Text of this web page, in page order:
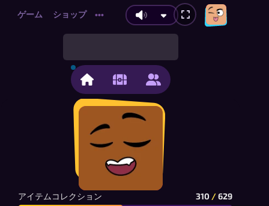
ゲーム ショップ •••
アイテムコレクション 310 /629